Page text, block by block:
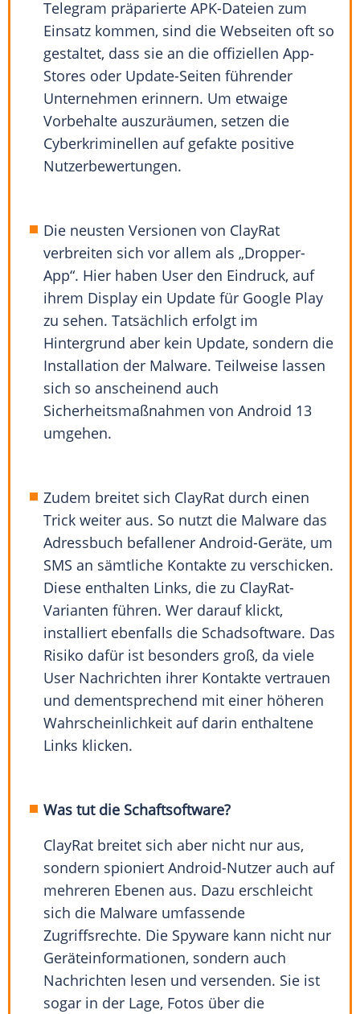
Telegram präparierte APK-Dateien zum
Einsatz kommen, sind die Webseiten oft so
gestaltet, dass sie an die offiziellen App-
Stores oder Update-Seiten führender
Unternehmen erinnern. Um etwaige
Vorbehalte auszuräumen, setzen die
Cyberkriminellen auf gefakte positive
Nutzerbewertungen.
Die neusten Versionen von ClayRat
verbreiten sich vor allem als „Dropper-
App“. Hier haben User den Eindruck, auf
ihrem Display ein Update für Google Play
zu sehen. Tatsächlich erfolgt im
Hintergrund aber kein Update, sondern die
Installation der Malware. Teilweise lassen
sich so anscheinend auch
Sicherheitsmaßnahmen von Android 13
umgehen.
Zudem breitet sich ClayRat durch einen
Trick weiter aus. So nutzt die Malware das
Adressbuch befallener Android-Geräte, um
SMS an sämtliche Kontakte zu verschicken.
Diese enthalten Links, die zu ClayRat-
Varianten führen. Wer darauf klickt,
installiert ebenfalls die Schadsoftware. Das
Risiko dafür ist besonders groß, da viele
User Nachrichten ihrer Kontakte vertrauen
und dementsprechend mit einer höheren
Wahrscheinlichkeit auf darin enthaltene
Links klicken.
Was tut die Schaftsoftware?
ClayRat breitet sich aber nicht nur aus,
sondern spioniert Android-Nutzer auch auf
mehreren Ebenen aus. Dazu erschleicht
sich die Malware umfassende
Zugriffsrechte. Die Spyware kann nicht nur
Geräteinformationen, sondern auch
Nachrichten lesen und versenden. Sie ist
sogar in der Lage, Fotos über die